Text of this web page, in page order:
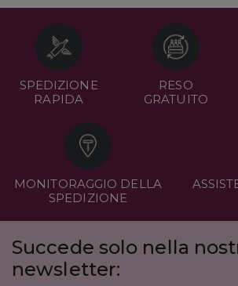
SPEDIZIONE
RAPIDA
RESO
GRATUITO
MONITORAGGIO DELLA
SPEDIZIONE
Succede solo nella
newsletter: